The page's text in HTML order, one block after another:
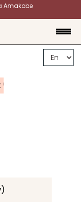
Amakobe